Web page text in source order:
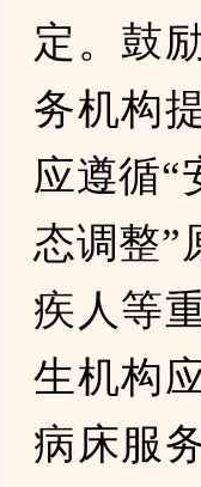
定。鼓
务机构
应遵循“
态调整”
疾人等
生机构
病床服